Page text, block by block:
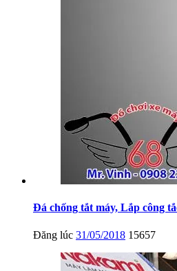
Đá chống tắt máy, Lắp công
Đăng lúc 31/05/2018 15657